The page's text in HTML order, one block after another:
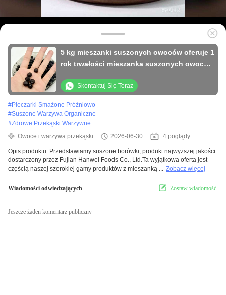
5 kg mieszanki suszonych owoców oferuje 1
rok trwałości mieszanka suszonych owoców
przemysłu spożywczego
Skontaktuj Się Teraz
#Pieczarki Smażone Próżniowo
#Suszone Warzywa Organiczne
#Zdrowe Przekąski Warzywne
Owoce i warzywa przekąski
2026-06-30 4 poglądy
Opis produktu: Przedstawiamy suszone borówki, produkt najwyższej jakości
dostarczony przez Fujian Hanwei Foods Co., Ltd.Ta wyjątkowa oferta jest
częścią naszej szerokiej gamy produktów z mieszanką ... Zobacz więcej
Wiadomości odwiedzających Zostaw wiadomość.
Jeszcze żaden komentarz publiczny